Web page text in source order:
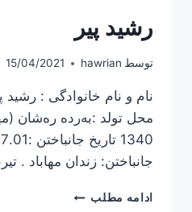
رشید پیر
توسط hawrian
15/04/2021
نام و نام خانوادگی : رشید
محل تولد :به‌رده‌ ره‌شان
جانباختن: زندان مهاباد .
ادامه مطلب رشید